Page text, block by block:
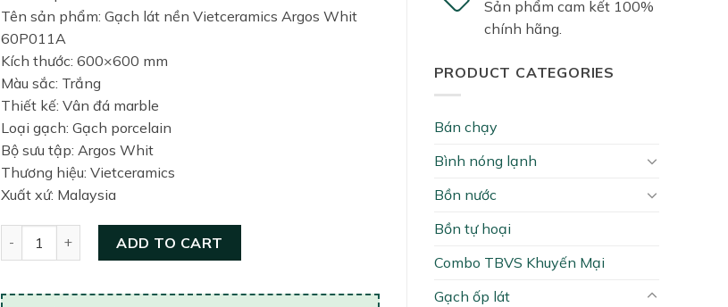
Sản phẩm cam kết 100%
chính hãng.
PRODUCT CATEGORIES
Bán chạy
Bình nóng lạnh
Bồn nước
Bồn tự hoại
Combo TBVS Khuyến Mại
Gạch ốp lát
Tên sản phẩm: Gạch lát nền Vietceramics Argos Whit
60P011A
Kích thước: 600×600 mm
Màu sắc: Trắng
Thiết kế: Vân đá marble
Loại gạch: Gạch porcelain
Bộ sưu tập: Argos Whit
Thương hiệu: Vietceramics
Xuất xứ: Malaysia
ADD TO CART